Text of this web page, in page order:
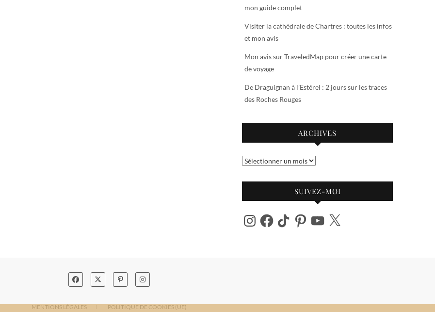
mon guide complet
Visiter la cathédrale de Chartres : toutes les infos
et mon avis
Mon avis sur TraveledMap pour créer une carte
de voyage
De Draguignan à l’Estérel : 2 jours sur les traces
des Roches Rouges
ARCHIVES
Archives
SUIVEZ-MOI
InstagramFacebook
TikTok PinterestYouTube
X
MENTIONS LÉGALES POLITIQUE DE COOKIES (UE)